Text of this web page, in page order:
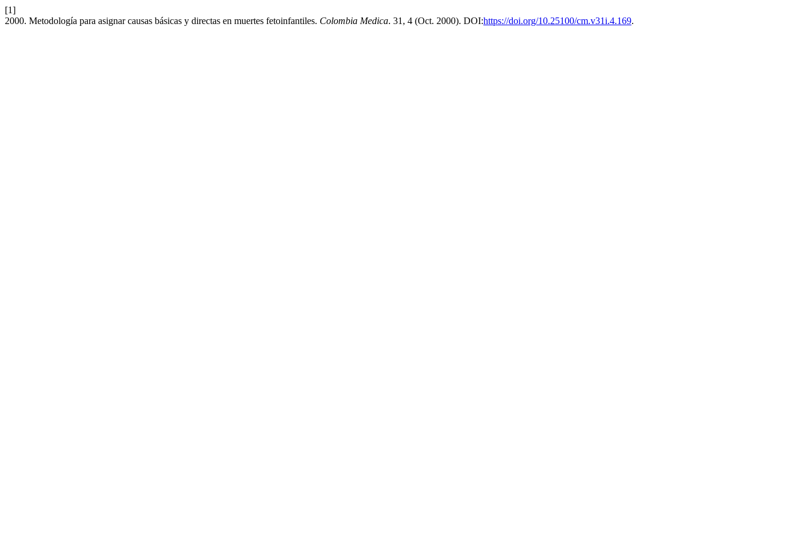
[1]
2000. Metodología para asignar causas básicas y directas en muertes fetoinfantiles. Colombia Medica. 31, 4 (Oct. 2000). DOI:https://doi.org/10.25100/cm.v31i.4.169.